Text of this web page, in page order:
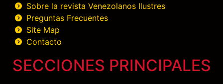
Sobre la revista Venezolanos Ilustres
Preguntas Frecuentes
Site Map
Contacto
SECCIONES PRINCIPALES